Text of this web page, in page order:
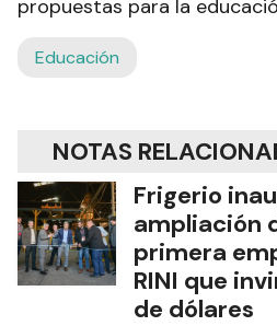
propuestas para la
Educación
NOTAS
Frigerio
ampliación
primera
RINI que
de dólares